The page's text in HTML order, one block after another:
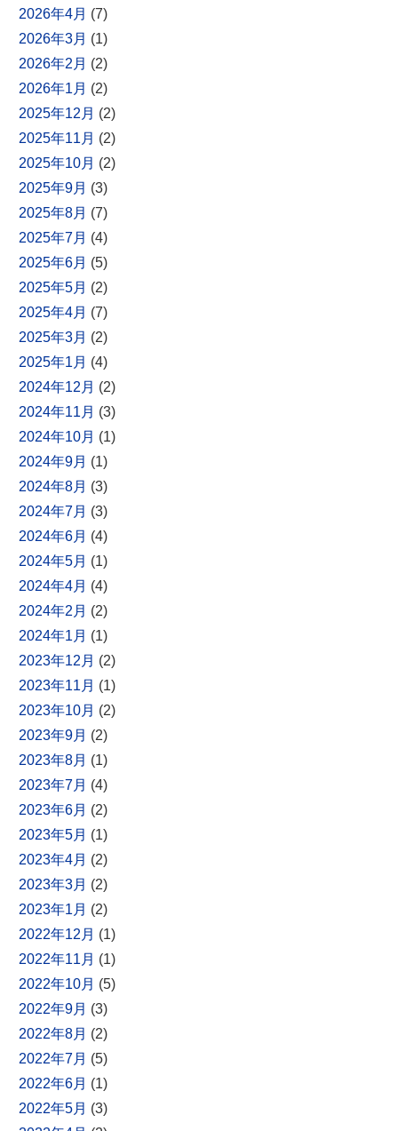
2026年4月 (7)
2026年3月 (1)
2026年2月 (2)
2026年1月 (2)
2025年12月 (2)
2025年11月 (2)
2025年10月 (2)
2025年9月 (3)
2025年8月 (7)
2025年7月 (4)
2025年6月 (5)
2025年5月 (2)
2025年4月 (7)
2025年3月 (2)
2025年1月 (4)
2024年12月 (2)
2024年11月 (3)
2024年10月 (1)
2024年9月 (1)
2024年8月 (3)
2024年7月 (3)
2024年6月 (4)
2024年5月 (1)
2024年4月 (4)
2024年2月 (2)
2024年1月 (1)
2023年12月 (2)
2023年11月 (1)
2023年10月 (2)
2023年9月 (2)
2023年8月 (1)
2023年7月 (4)
2023年6月 (2)
2023年5月 (1)
2023年4月 (2)
2023年3月 (2)
2023年1月 (2)
2022年12月 (1)
2022年11月 (1)
2022年10月 (5)
2022年9月 (3)
2022年8月 (2)
2022年7月 (5)
2022年6月 (1)
2022年5月 (3)